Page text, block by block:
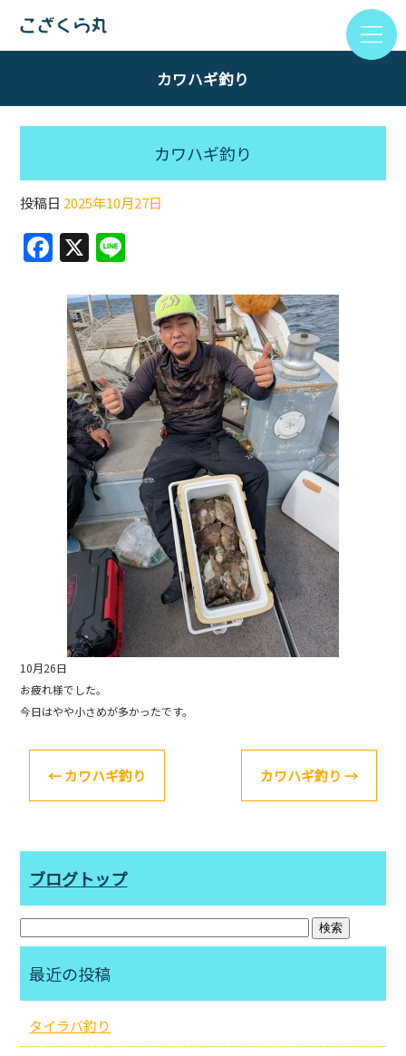
カワハギ釣り
カワハギ釣り
投稿日 2025年10月27日
F
c
e
b
o
o
k
X
e
10月26日
お疲れ様でした。
今日はやや小さめが多かったです。
←カワハギ釣り カワハギ釣り →
ブログトップ
最近の投稿
タイラバ釣り